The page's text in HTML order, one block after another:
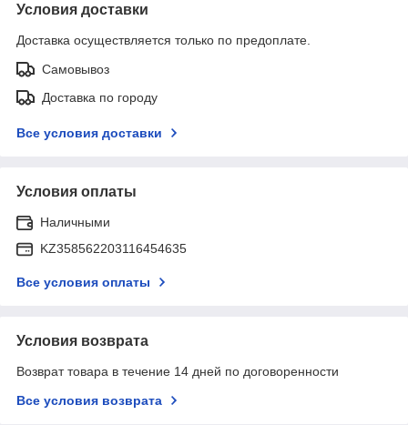
Условия доставки
Доставка осуществляется только по предоплате.
Самовывоз
Доставка по городу
Все условия доставки
Условия оплаты
Наличными
KZ358562203116454635
Все условия оплаты
Условия возврата
Возврат товара в течение 14 дней по договоренности
Все условия возврата